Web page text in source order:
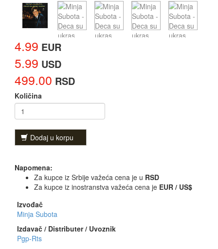
4.99 EUR
5.99 USD
499.00 RSD
Količina
Dodaj u korpu
Napomena:
Za kupce iz Srbije važeća cena je u RSD
Za kupce iz inostranstva važeća cena je EUR / US$
Izvođač
Minja Subota
Izdavač / Distributer / Uvoznik
Pgp-Rts